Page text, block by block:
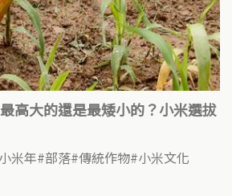
高大的還是最矮小的？小米選拔
米年 部落 傳統作物 小米文化